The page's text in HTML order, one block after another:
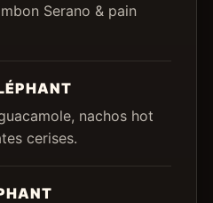
Serano & pain
nachos hot
cerises.